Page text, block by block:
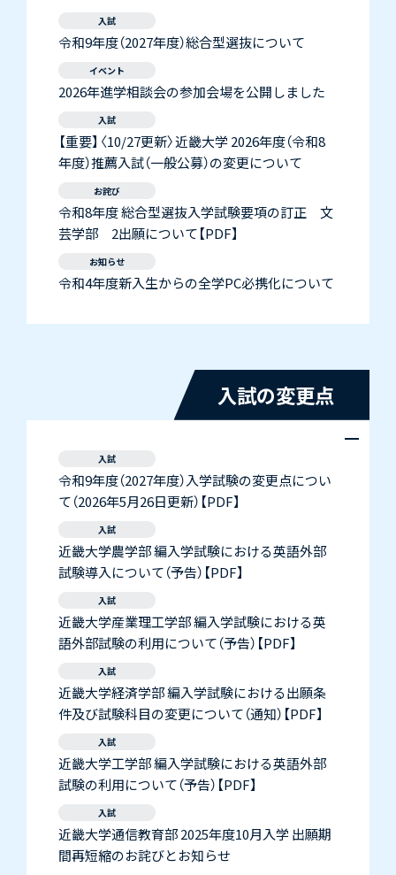
入試
令和9年度（2027年度）総合型選抜について
イベント
2026年進学相談会の参加会場を公開しました
入試
【重要】〈10/27更新〉近畿大学 2026年度（令和8
年度）推薦入試（一般公募）の変更について
お詫び
令和8年度 総合型選抜入学試験要項の訂正 文
芸学部 2出願について【PDF】
お知らせ
令和4年度新入生からの全学PC必携化について
入試の変更点
入試
令和9年度（2027年度）入学試験の変更点につい
て（2026年5月26日更新）【PDF】
入試
近畿大学農学部 編入学試験における英語外部
試験導入について（予告）【PDF】
入試
近畿大学産業理工学部 編入学試験における英
語外部試験の利用について（予告）【PDF】
入試
近畿大学経済学部 編入学試験における出願条
件及び試験科目の変更について（通知）【PDF】
入試
近畿大学工学部 編入学試験における英語外部
試験の利用について（予告）【PDF】
入試
近畿大学通信教育部 2025年度10月入学 出願期
間再短縮のお詫びとお知らせ